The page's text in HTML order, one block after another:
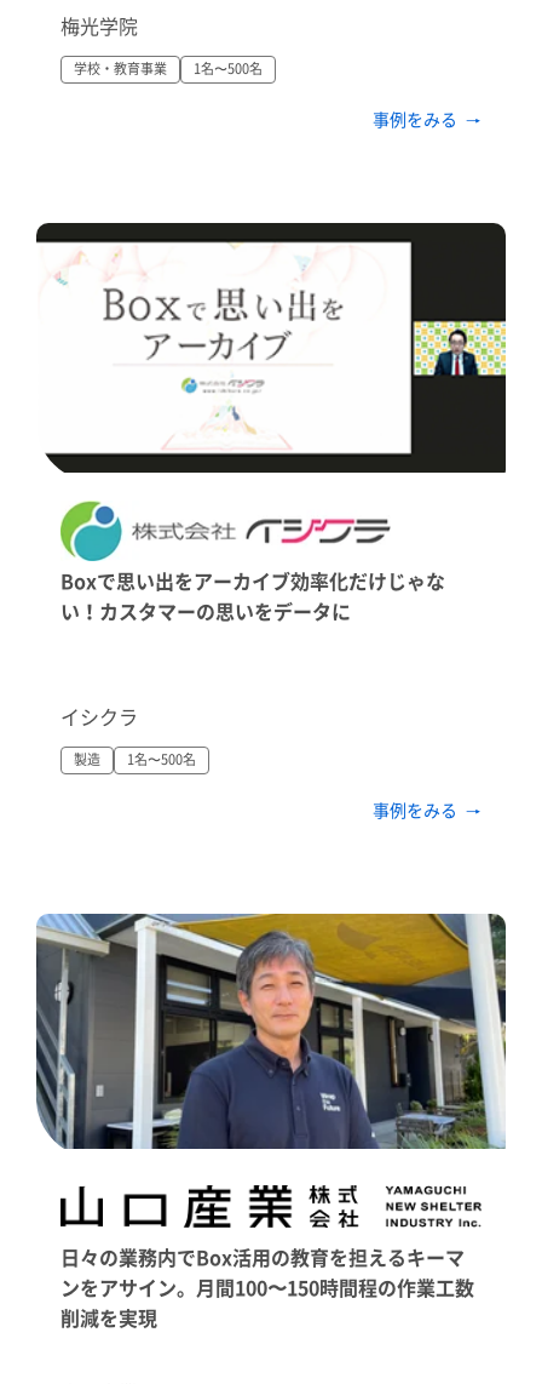
梅光学院
学校・教育事業 1名〜500名
事例をみる
Boxで思い出をアーカイブ効率化だけじゃな
い！カスタマーの思いをデータに
イシクラ
製造 1名〜500名
事例をみる
日々の業務内でBox活用の教育を担えるキーマ
ンをアサイン。月間100〜150時間程の作業工数
削減を実現